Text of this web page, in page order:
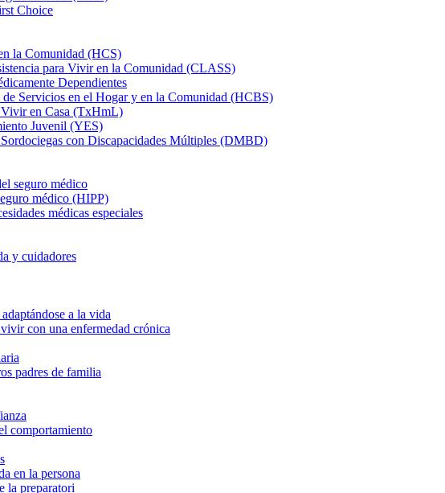
Choice
la Comunidad (HCS)
para Vivir en la Comunidad (CLASS)
Dependientes
Servicios en el Hogar y en la Comunidad (HCBS)
Vivir en Casa (TxHmL)
Juvenil (YES)
Sordociegas con Discapacidades Múltiples (DMBD)
seguro médico
médico (HIPP)
médicas especiales
y cuidadores
a la vida
con una enfermedad crónica
padres de familia
comportamiento
en la persona
la preparatori